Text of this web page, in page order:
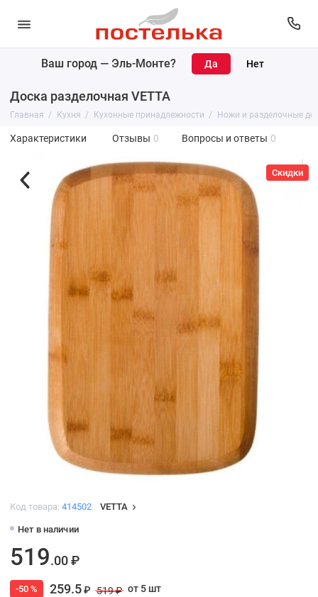
Ваш город — Эль-Монте?
Доска разделочная VETTA
Главная Кухня Кухонные принадлежности Ножи и разделочные
Характеристики Отзывы 0 Вопросы и ответы 0
Скидки
Код товара: 414502 VETTA
Нет в наличии
519.00 ₽
-50 % 259.5₽ 519 ₽ от 5 шт